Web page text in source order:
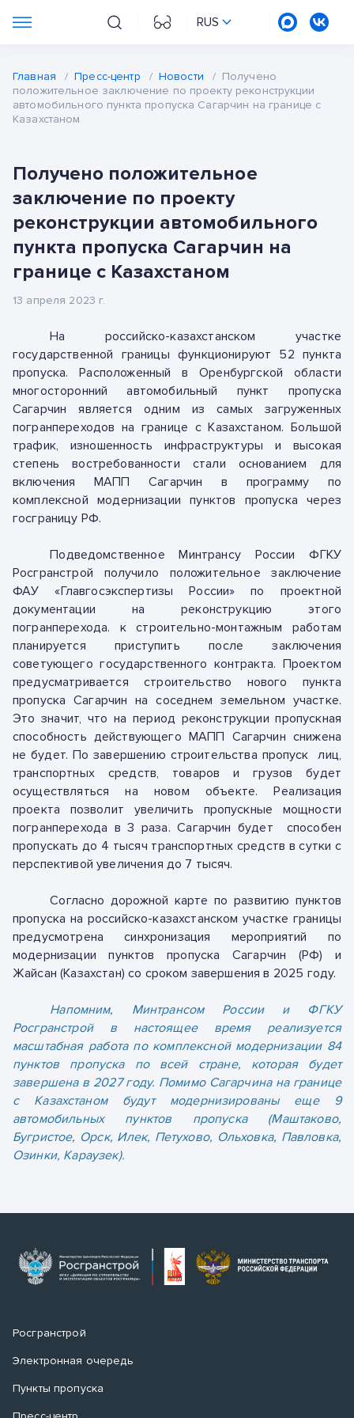
RUS
Главная / Пресс-центр / Новости / Получено
положительное заключение по проекту реконструкции
автомобильного пункта пропуска Сагарчин на границе с
Казахстаном
Получено положительное
заключение по проекту
реконструкции автомобильного
пункта пропуска Сагарчин на
границе с Казахстаном
13 апреля 2023 г.
На российско-казахстанском участке
государственной границы функционируют 52 пункта
пропуска. Расположенный в Оренбургской области
многосторонний автомобильный пункт пропуска
Сагарчин является одним из самых загруженных
погранпереходов на границе с Казахстаном. Большой
трафик, изношенность инфраструктуры и высокая
степень востребованности стали основанием для
включения МАПП Сагарчин в программу по
комплексной модернизации пунктов пропуска через
госграницу РФ.
Подведомственное Минтрансу России ФГКУ
Росгранстрой получило положительное заключение
ФАУ «Главгосэкспертизы России» по проектной
документации на реконструкцию этого
погранперехода. к строительно-монтажным работам
планируется приступить после заключения
советующего государственного контракта. Проектом
предусматривается строительство нового пункта
пропуска Сагарчин на соседнем земельном участке.
Это значит, что на период реконструкции пропускная
способность действующего МАПП Сагарчин снижена
не будет. По завершению строительства пропуск
лиц,
транспортных средств, товаров и грузов будет
осуществляться на новом объекте. Реализация
проекта позволит увеличить пропускные мощности
погранперехода в 3 раза. Сагарчин будет
способен
пропускать до 4 тысяч транспортных средств в сутки с
перспективой увеличения до 7 тысяч.
Согласно дорожной карте по развитию пунктов
пропуска на российско-казахстанском участке границы
предусмотрена синхронизация мероприятий по
модернизации пунктов пропуска Сагарчин (РФ) и
Жайсан (Казахстан) со сроком завершения в 2025 году.
Напомним, Минтрансом России и ФГКУ
Росгранстрой в настоящее время реализуется
масштабная работа по комплексной модернизации 84
пунктов пропуска по всей стране, которая будет
завершена в 2027 году. Помимо Сагарчина на границе
с Казахстаном будут модернизированы еще 9
автомобильных пунктов пропуска (Маштаково,
Бугристое, Орск, Илек, Петухово, Ольховка, Павловка,
Озинки, Караузек).
Росгранстрой
Электронная очередь
Пункты пропуска